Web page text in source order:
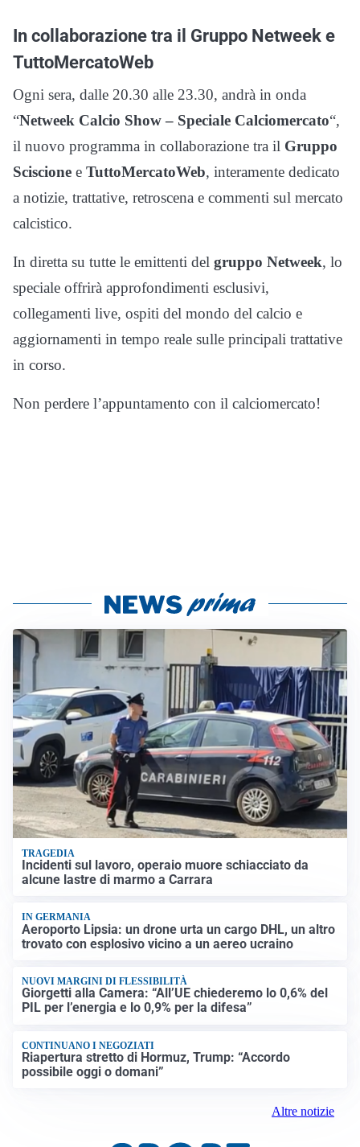
In collaborazione tra il Gruppo Netweek e
TuttoMercatoWeb
Ogni sera, dalle 20.30 alle 23.30, andrà in onda
“Netweek Calcio Show – Speciale Calciomercato“,
il nuovo programma in collaborazione tra il Gruppo
Sciscione e TuttoMercatoWeb, interamente dedicato
a notizie, trattative, retroscena e commenti sul mercato
calcistico.
In diretta su tutte le emittenti del gruppo Netweek, lo
speciale offrirà approfondimenti esclusivi,
collegamenti live, ospiti del mondo del calcio e
aggiornamenti in tempo reale sulle principali trattative
in corso.
Non perdere l’appuntamento con il calciomercato!
TRAGEDIA
Incidenti sul lavoro, operaio muore schiacciato da
alcune lastre di marmo a Carrara
IN GERMANIA
Aeroporto Lipsia: un drone urta un cargo DHL, un altro
trovato con esplosivo vicino a un aereo ucraino
NUOVI MARGINI DI FLESSIBILITÀ
Giorgetti alla Camera: “All’UE chiederemo lo 0,6% del
PIL per l’energia e lo 0,9% per la difesa”
CONTINUANO I NEGOZIATI
Riapertura stretto di Hormuz, Trump: “Accordo
possibile oggi o domani”
Altre notizie